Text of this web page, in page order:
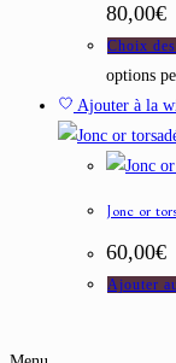
80,00€
Choix
options
Ajouter à la
Jonc or
60,00€
Ajouter